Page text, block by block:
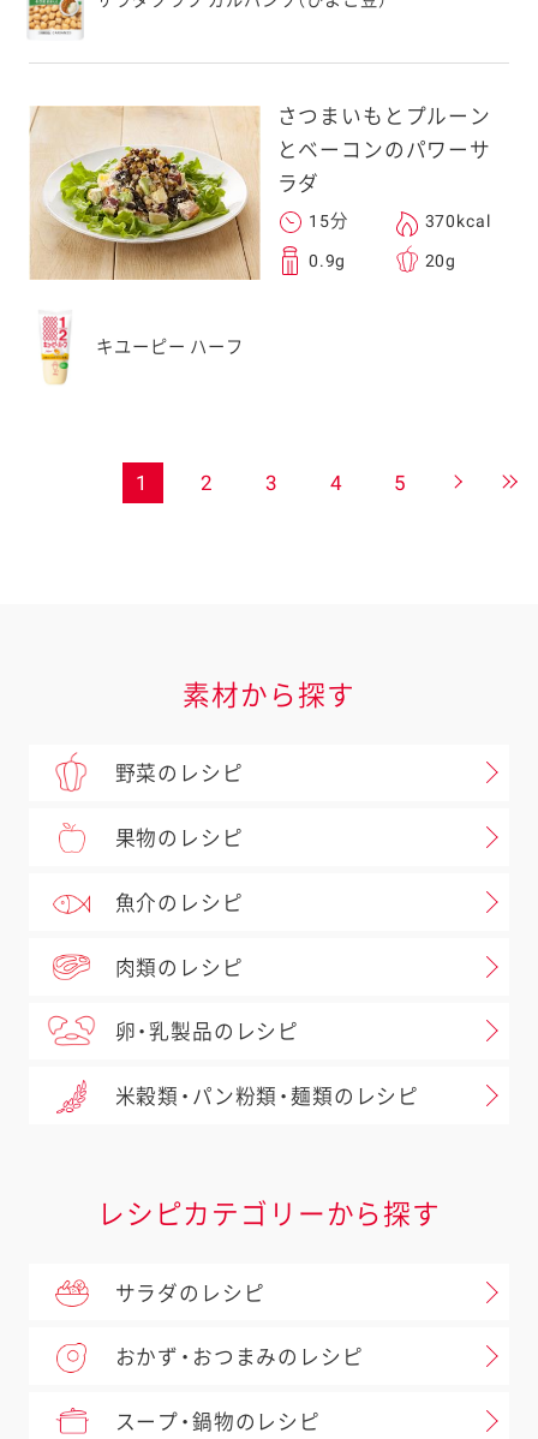
さつまいもとプルーン
とベーコンのパワーサ
ラダ
15分 370kcal
0.9g 20g
キユーピー ハーフ
1 2 3 4 5
素材から探す
野菜のレシピ
果物のレシピ
魚介のレシピ
肉類のレシピ
卵・乳製品のレシピ
米穀類・パン粉類・麺類のレシピ
レシピカテゴリーから探す
サラダのレシピ
おかず・おつまみのレシピ
スープ・鍋物のレシピ